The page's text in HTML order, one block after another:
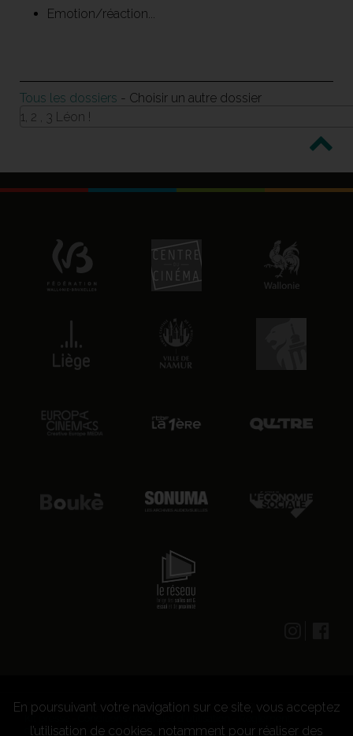
Emotion/réaction...
Tous les dossiers - Choisir un autre dossier
1, 2 , 3 Léon !
© 2026 CENTRE CULTUREL LES GRIGNOUX ASBL -
Kit presse
Conditions générales d'utilisation
concours
En poursuivant votre navigation sur ce site, vous acceptez
l’utilisation de cookies, notamment pour réaliser des